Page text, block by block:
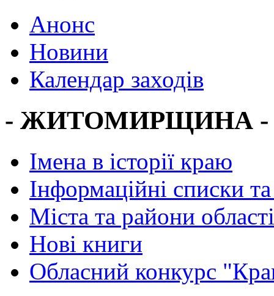
Анонс
Новини
Календар заходів
- ЖИТОМИРЩИНА -
Імена в історії краю
Інформаційні списки
Міста та райони області
Нові книги
Обласний конкурс